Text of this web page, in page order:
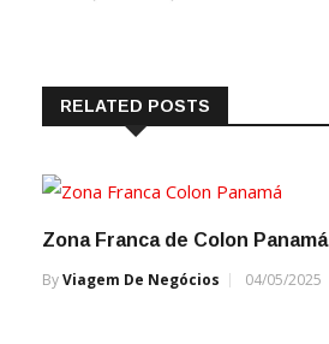
RELATED POSTS
Zona Franca de Colon Panamá
ByViagem De Negócios 04/05/2025